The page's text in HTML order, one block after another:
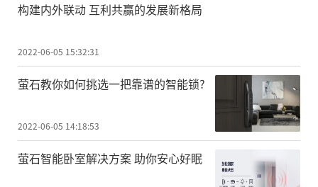
构建内外联动 互利共赢的发展新格局
2022-06-05 15:32:31
萤石教你如何挑选一把靠谱的智能锁?
2022-06-05 14:18:53
萤石智能卧室解决方案 助你安心好眠